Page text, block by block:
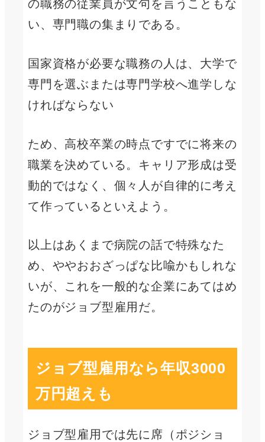
の職務の従業員が文句を言うこともな
い、専門職の集まりである。
国家資格が必要な職務の人は、大学で
専門を選ぶまたは専門学校へ進学しな
ければならない
ため、高校卒業の時点ですでに将来の
職業を決めている。キャリア形成は受
動的ではなく、個々人が自律的に考え
て作っているといえよう。
以上はあくまで病院の話で特殊なた
め、ややおおざっぱな比喩かもしれな
いが、これを一般的な企業にあてはめ
たのがジョブ型雇用だ。
ジョブ型雇用なら年収3000
万円超えも
ジョブ型雇用では先に席（ポジショ